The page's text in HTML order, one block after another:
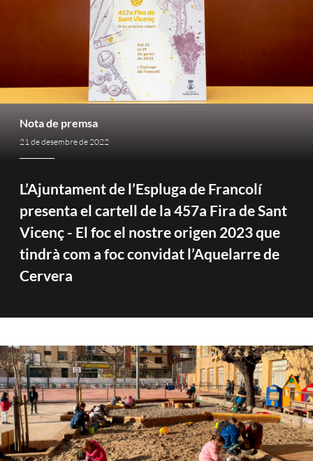
Nota de premsa
21 de desembre de 2022
L’Ajuntament de l’Espluga de Francolí
presenta el cartell de la 457a Fira de Sant
Vicenç - El foc el nostre origen 2023 que
tindrà com a foc convidat l’Aquelarre de
Cervera